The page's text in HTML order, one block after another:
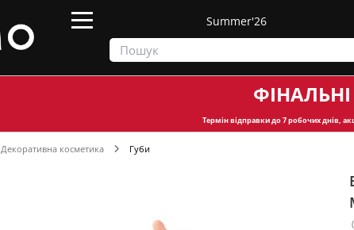
Summer'26
Термін відправкидо 7 робочих днів,
Декоративна косметика Губи
(